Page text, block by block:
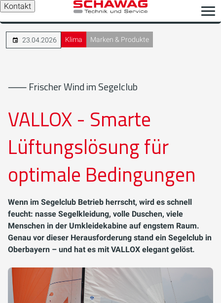
Kontakt
23.04.2026 Klima Marken & Produkte
⸺ Frischer Wind im Segelclub
VALLOX - Smarte
Lüftungslösung für
optimale Bedingungen
Wenn im Segelclub Betrieb herrscht, wird es schnell
feucht: nasse Segelkleidung, volle Duschen, viele
Menschen in der Umkleidekabine auf engstem Raum.
Genau vor dieser Herausforderung stand ein Segelclub in
Oberbayern – und hat es mit VALLOX elegant gelöst.